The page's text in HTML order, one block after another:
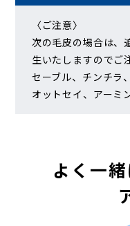
〈ご注意〉
次の毛皮の場合は、
生いたしますのでご
セーブル、チンチラ
オットセイ、アーミ
よく一